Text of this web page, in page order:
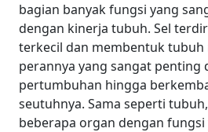
bagian banyak fungsi yang
dengan kinerja tubuh. Sel
terkecil dan membentuk tubuh
perannya yang sangat penting
pertumbuhan hingga
seutuhnya. Sama seperti
beberapa organ dengan